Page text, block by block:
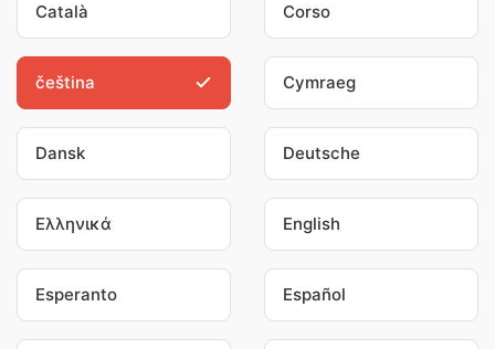
Català Corso
čeština Cymraeg
Dansk Deutsche
Ελληνικά English
Esperanto Español